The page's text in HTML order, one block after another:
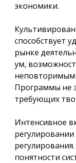
экономики.
способствует
рынке
ум,
Программы не
требующих
Интенсивное
регулировании
понятности